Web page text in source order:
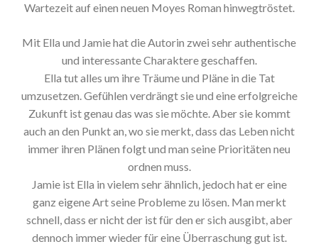
Wartezeit auf einen neuen Moyes Roman hinwegtröstet.
Mit Ella und Jamie hat die Autorin zwei sehr authentische
und interessante Charaktere geschaffen.
Ella tut alles um ihre Träume und Pläne in die Tat
umzusetzen. Gefühlen verdrängt sie und eine erfolgreiche
Zukunft ist genau das was sie möchte. Aber sie kommt
auch an den Punkt an, wo sie merkt, dass das Leben nicht
immer ihren Plänen folgt und man seine Prioritäten neu
ordnen muss.
Jamie ist Ella in vielem sehr ähnlich, jedoch hat er eine
ganz eigene Art seine Probleme zu lösen. Man merkt
schnell, dass er nicht der ist für den er sich ausgibt, aber
dennoch immer wieder für eine Überraschung gut ist.